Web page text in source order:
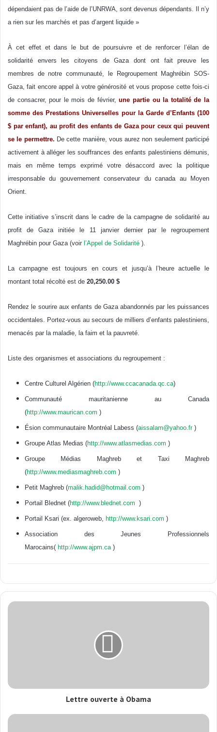
dépendaient pas de l’aide de l’UNRWA, sont devenus dépendants. Il n’y
a rien sur les marchés et pas d’argent liquide »
À cet effet et dans le but de poursuivre et de renforcer l’élan de
solidarité envers les citoyens de Gaza dont ont fait preuve les
membres de notre communauté, le Regroupement Maghrébin SOS-
Gaza, fait encore appel à votre générosité et vous propose cette fois-ci
de consacrer, pour le mois de février,une partie ou la totalité de la
somme des Prestations Universelles pour la Garde d’Enfants (100
$ par enfant), au profit des enfants de Gaza pour ceux qui peuvent
se le permettre. De cette manière, vous aurez non seulement participé
activement à alléger les souffrances des enfants palestiniens démunis,
mais en même temps exprimé votre désaccord avec la politique
irresponsable du gouvernement conservateur du canada au Moyen
Orient.
Cette initiative s’inscrit dans le cadre de la campagne de solidarité au
profit de Gaza initiée le 11 janvier dernier par le regroupement
Maghrébin pour Gaza (voir l’Appel de Solidarité ).
La campagne est toujours en cours et jusqu’à l’heure actuelle le
montant total récolté est de 20,250.00 $
Rendez le sourire aux enfants de Gaza abandonnés par les puissances
occidentales. Portez-vous au secours de milliers d’enfants palestiniens,
menacés par la maladie, la faim et la pauvreté.
Liste des organismes et associations du regroupement :
Centre Culturel Algérien (http://www.ccacanada.qc.ca)
Communauté mauritanienne au Canada
(http://www.maurican.com )
Ésion communautaire Montréal Labess (aissalam@yahoo.fr)
Groupe Atlas Medias (http://www.atlasmedias.com )
Groupe Médias Maghreb et Taxi Maghreb
(http://www.mediasmaghreb.com )
Petit Maghreb (malik.hadid@hotmail.com )
Portail Blednet (http://www.blednet.com )
Portail Ksari (ex. algeroweb, http://www.ksari.com )
Association des Jeunes Professionnels
Marocains( http://www.ajpm.ca )
Lettre ouverte à Obama